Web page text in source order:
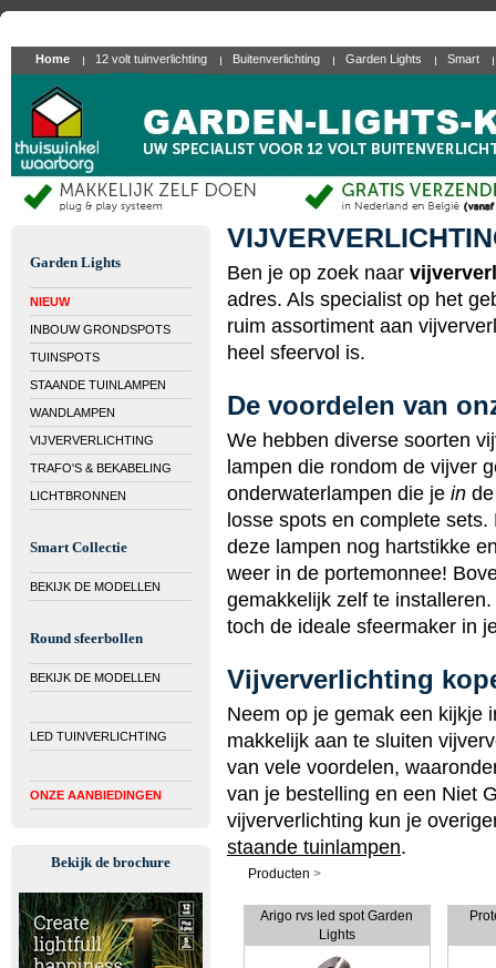
Home 12 volt tuinverlichting Buitenverlichting Garden Lights Smart
Garden Lights
NIEUW
INBOUW GRONDSPOTS
TUINSPOTS
STAANDE TUINLAMPEN
WANDLAMPEN
VIJVERVERLICHTING
TRAFO'S & BEKABELING
LICHTBRONNEN
Smart Collectie
BEKIJK DE MODELLEN
Round sfeerbollen
BEKIJK DE MODELLEN
LED TUINVERLICHTING
ONZE AANBIEDINGEN
Bekijk de brochure
Ben je op zoek naar
adres. Als specialist op het
ruim assortiment aan
heel sfeervol is.
De voordelen van
We hebben diverse soorten
lampen die rondom de vijver
onderwaterlampen die je in
losse spots en complete
deze lampen nog hartstikke
weer in de portemonnee!
gemakkelijk zelf te
toch de ideale sfeermaker in
Vijververlichting
Neem op je gemak een kijkje
makkelijk aan te sluiten
van vele voordelen,
van je bestelling en een Niet
vijververlichting kun je
staande tuinlampen.
Producten >
Arigo rvs led spot Garden
Lights